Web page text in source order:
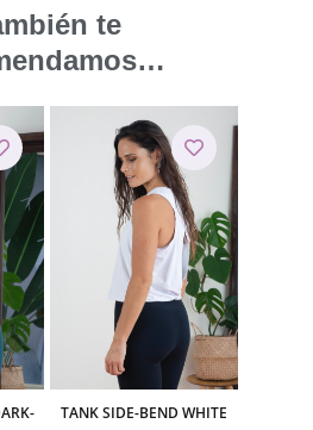
te
TANK SIDE-BEND WHITE